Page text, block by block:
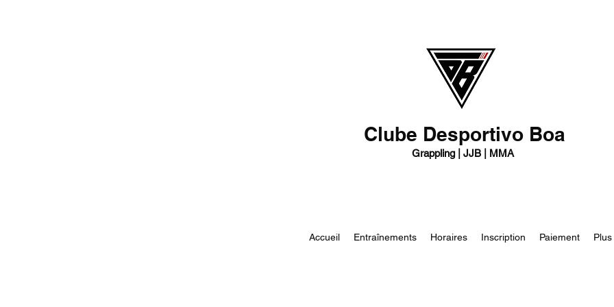
Clube Desportivo Boa
Grappling | JJB | MMA
Accueil Entraînements Horaires Inscription Paiement Plus